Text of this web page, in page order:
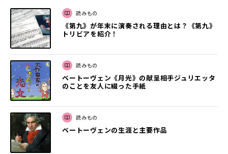
読みもの
《第九》が年末に演奏される理由とは？《第九》
トリビアを紹介！
読みもの
ベートーヴェン《月光》の献呈相手ジュリエッタ
のことを友人に綴った手紙
読みもの
ベートーヴェンの生涯と主要作品